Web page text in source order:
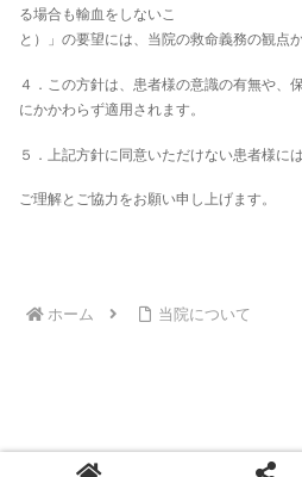
る場合も輸血をしないこ
と）」の要望には、当院の救命義務の観点
４．この方針は、患者様の意識の有無や、
にかかわらず適用されます。
５．上記方針に同意いただけない患者様に
ご理解とご協力をお願い申し上げます。
ホーム 当院について